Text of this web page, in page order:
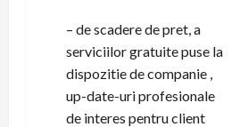
– de scadere de pret, a
serviciilor gratuite puse la
dispozitie de companie ,
up-date-uri profesionale
de interes pentru client